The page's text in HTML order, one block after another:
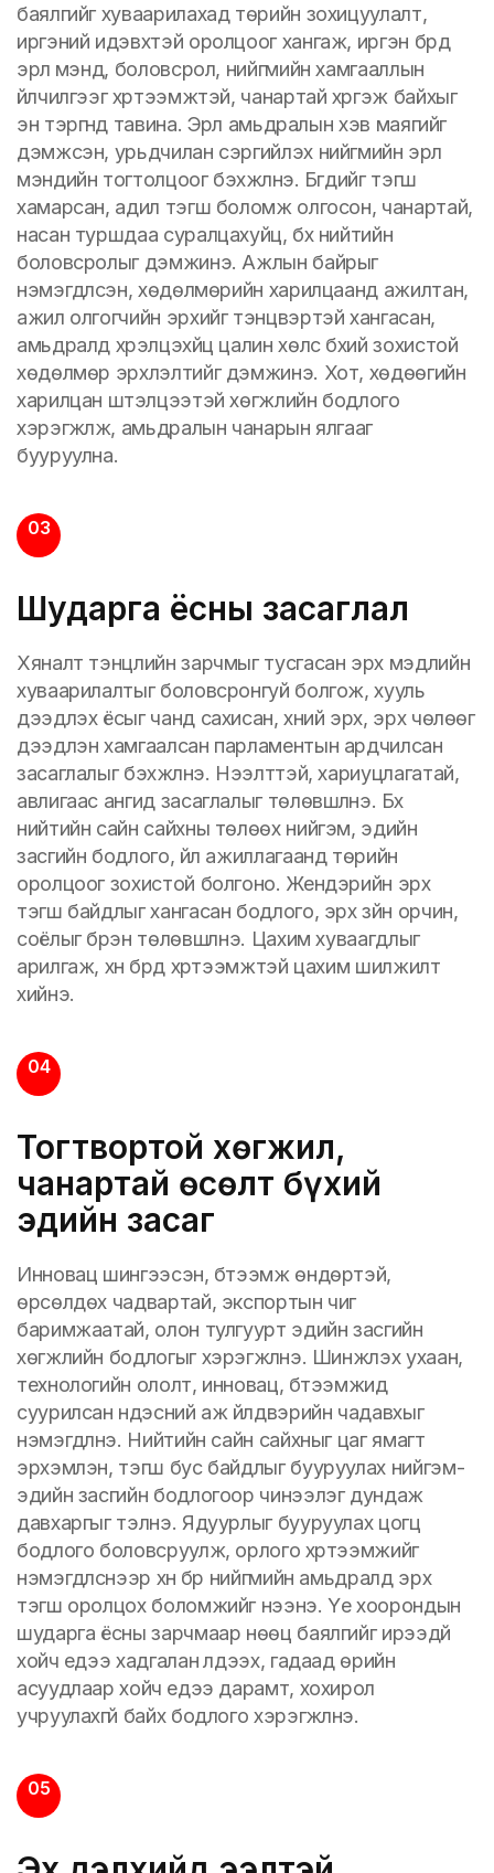
баялгийг хуваарилахад төрийн зохицуулалт,
иргэний идэвхтэй оролцоог хангаж, иргэн бүрд
эрүүл мэнд, боловсрол, нийгмийн хамгааллын
үйлчилгээг хүртээмжтэй, чанартай хүргэж байхыг
эн тэргүүнд тавина. Эрүүл амьдралын хэв маягийг
дэмжсэн, урьдчилан сэргийлэх нийгмийн эрүүл
мэндийн тогтолцоог бэхжүүлнэ. Бүгдийг тэгш
хамарсан, адил тэгш боломж олгосон, чанартай,
насан туршдаа суралцахуйц, бүх нийтийн
боловсролыг дэмжинэ. Ажлын байрыг
нэмэгдүүлсэн, хөдөлмөрийн харилцаанд ажилтан,
ажил олгогчийн эрхийг тэнцвэртэй хангасан,
амьдралд хүрэлцэхүйц цалин хөлс бүхий зохистой
хөдөлмөр эрхлэлтийг дэмжинэ. Хот, хөдөөгийн
харилцан шүтэлцээтэй хөгжлийн бодлого
хэрэгжүүлж, амьдралын чанарын ялгааг
бууруулна.
03
Шударга ёсны засаглал
Хяналт тэнцлийн зарчмыг тусгасан эрх мэдлийн
хуваарилалтыг боловсронгуй болгож, хууль
дээдлэх ёсыг чанд сахисан, хүний эрх, эрх чөлөөг
дээдлэн хамгаалсан парламентын ардчилсан
засаглалыг бэхжүүлнэ. Нээлттэй, хариуцлагатай,
авлигаас ангид засаглалыг төлөвшүүлнэ. Бүх
нийтийн сайн сайхны төлөөх нийгэм, эдийн
засгийн бодлого, үйл ажиллагаанд төрийн
оролцоог зохистой болгоно. Жендэрийн эрх
тэгш байдлыг хангасан бодлого, эрх зүйн орчин,
соёлыг бүрэн төлөвшүүлнэ. Цахим хуваагдлыг
арилгаж, хүн бүрд хүртээмжтэй цахим шилжилт
хийнэ.
04
Тогтвортой хөгжил,
чанартай өсөлт бүхий
эдийн засаг
Инновац шингээсэн, бүтээмж өндөртэй,
өрсөлдөх чадвартай, экспортын чиг
баримжаатай, олон тулгуурт эдийн засгийн
хөгжлийн бодлогыг хэрэгжүүлнэ. Шинжлэх ухаан,
технологийн ололт, инновац, бүтээмжид
суурилсан үндэсний аж үйлдвэрийн чадавхыг
нэмэгдүүлнэ. Нийтийн сайн сайхныг цаг ямагт
эрхэмлэн, тэгш бус байдлыг бууруулах нийгэм-
эдийн засгийн бодлогоор чинээлэг дундаж
давхаргыг тэлнэ. Ядуурлыг бууруулах цогц
бодлого боловсруулж, орлого хүртээмжийг
нэмэгдүүлснээр хүн бүр нийгмийн амьдралд эрх
тэгш оролцох боломжийг нээнэ. Үе хоорондын
шударга ёсны зарчмаар нөөц баялгийг ирээдүй
хойч үедээ хадгалан үлдээх, гадаад өрийн
асуудлаар хойч үедээ дарамт, хохирол
учруулахгүй байх бодлого хэрэгжүүлнэ.
05